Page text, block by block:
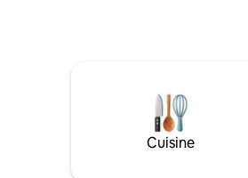
nautiques et des possibilités
sur et dans le lac, un tour en
l'Eder et bien plus encore.
Cuisine